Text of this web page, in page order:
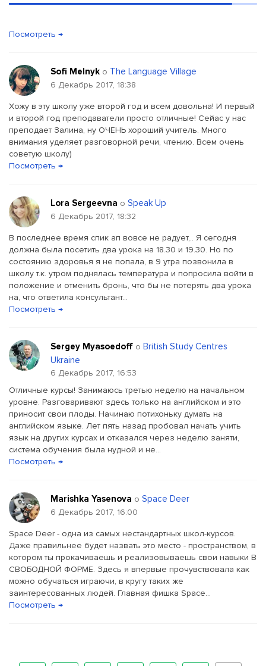
Посмотреть →
Sofi Melnyk о The Language Village
6 Декабрь 2017, 18:38
Хожу в эту школу уже второй год и всем довольна! И первый
и второй год преподаватели просто отличные! Сейас у нас
преподает Залина, ну ОЧЕНЬ хороший учитель. Много
внимания уделяет разговорной речи, чтению. Всем очень
советую школу)
Посмотреть →
Lora Sergeevna о Speak Up
6 Декабрь 2017, 18:32
В последнее время спик ап вовсе не радует,.. Я сегодня
должна была посетить два урока на 18.30 и 19.30. Но по
состоянию здоровья я не попала, в 9 утра позвонила в
школу т.к. утром поднялась температура и попросила войти в
положение и отменить бронь, что бы не потерять два урока
на, что ответила консультант...
Посмотреть →
Sergey Myasoedoff о British Study Centres
Ukraine
6 Декабрь 2017, 16:53
Отличные курсы! Занимаюсь третью неделю на начальном
уровне. Разговаривают здесь только на английском и это
приносит свои плоды. Начинаю потихоньку думать на
английском языке. Лет пять назад пробовал начать учить
язык на других курсах и отказался через неделю заняти,
система обучения была нудной и не...
Посмотреть →
Marishka Yasenova о Space Deer
6 Декабрь 2017, 16:00
Space Deer - одна из самых нестандартных школ-курсов.
Даже правильнее будет назвать это место - пространством, в
котором ты прокачиваешь и реализовываешь свои навыки В
СВОБОДНОЙ ФОРМЕ. Здесь я впервые прочувствовала как
можно обучаться играючи, в кругу таких же
заинтересованных людей. Главная фишка Space...
Посмотреть →